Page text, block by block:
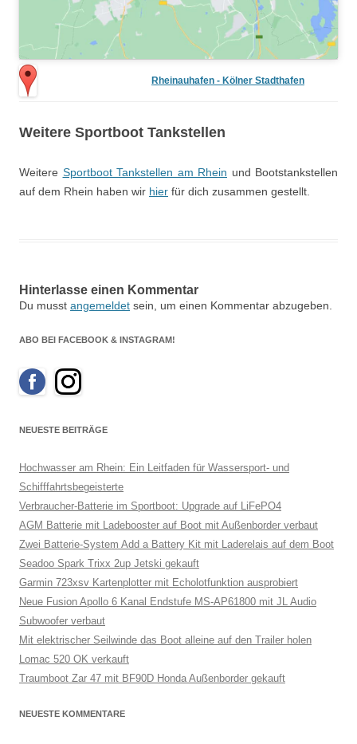
Rheinauhafen - Kölner Stadthafen
Weitere Sportboot Tankstellen
Weitere Sportboot Tankstellen am Rhein und Bootstankstellen
auf dem Rhein haben wir hier für dich zusammen gestellt.
Hinterlasse einen Kommentar
Du musst angemeldet sein, um einen Kommentar abzugeben.
ABO BEI FACEBOOK & INSTAGRAM!
NEUESTE BEITRÄGE
Hochwasser am Rhein: Ein Leitfaden für Wassersport- und
Schifffahrtsbegeisterte
Verbraucher-Batterie im Sportboot: Upgrade auf LiFePO4
AGM Batterie mit Ladebooster auf Boot mit Außenborder verbaut
Zwei Batterie-System Add a Battery Kit mit Laderelais auf dem Boot
Seadoo Spark Trixx 2up Jetski gekauft
Garmin 723xsv Kartenplotter mit Echolotfunktion ausprobiert
Neue Fusion Apollo 6 Kanal Endstufe MS-AP61800 mit JL Audio
Subwoofer verbaut
Mit elektrischer Seilwinde das Boot alleine auf den Trailer holen
Lomac 520 OK verkauft
Traumboot Zar 47 mit BF90D Honda Außenborder gekauft
NEUESTE KOMMENTARE